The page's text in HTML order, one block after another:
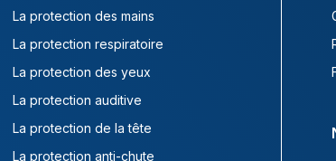
La protection des mains
La protection respiratoire
La protection des yeux
La protection auditive
La protection de la tête
La protection anti-chute